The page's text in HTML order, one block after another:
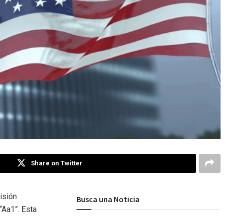
Share on Twitter
Esta
Busca una Noticia